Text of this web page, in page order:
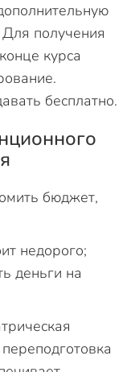
получения
курса
бесплатно.
бюджет,
недорого;
деньги на